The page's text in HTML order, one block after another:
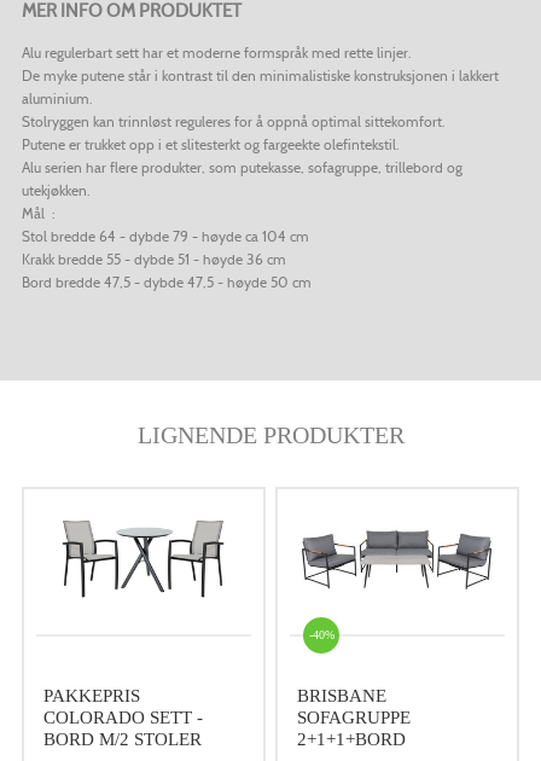
MER INFO OM PRODUKTET
Alu regulerbart sett har et moderne formspråk med rette linjer.
De myke putene står i kontrast til den minimalistiske konstruksjonen i lakkert
aluminium.
Stolryggen kan trinnløst reguleres for å oppnå optimal sittekomfort.
Putene er trukket opp i et slitesterkt og fargeekte olefintekstil.
Alu serien har flere produkter, som putekasse, sofagruppe, trillebord og
utekjøkken.
Mål :
Stol bredde 64 - dybde 79 - høyde ca 104 cm
Krakk bredde 55 - dybde 51 - høyde 36 cm
Bord bredde 47,5 - dybde 47,5 - høyde 50 cm
LIGNENDE PRODUKTER
PAKKEPRIS
COLORADO SETT -
BORD M/2 STOLER
-40%
BRISBANE
SOFAGRUPPE
2+1+1+BORD